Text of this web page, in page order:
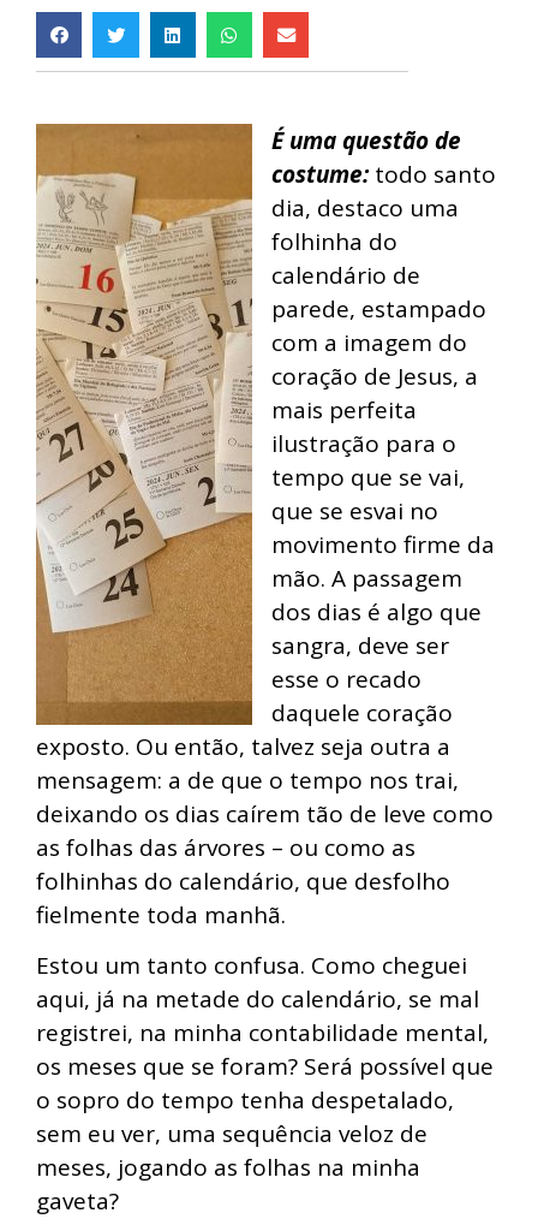
É uma questão de
costume:todo santo
dia, destaco uma
folhinha do
calendário de
parede, estampado
com a imagem do
coração de Jesus, a
mais perfeita
ilustração para o
tempo que se vai,
que se esvai no
movimento firme da
mão. A passagem
dos dias é algo que
sangra, deve ser
esse o recado
daquele coração
exposto. Ou então, talvez seja outra a
mensagem: a de que o tempo nos trai,
deixando os dias caírem tão de leve como
as folhas das árvores – ou como as
folhinhas do calendário, que desfolho
fielmente toda manhã.
Estou um tanto confusa. Como cheguei
aqui, já na metade do calendário, se mal
registrei, na minha contabilidade mental,
os meses que se foram? Será possível que
o sopro do tempo tenha despetalado,
sem eu ver, uma sequência veloz de
meses, jogando as folhas na minha
gaveta?